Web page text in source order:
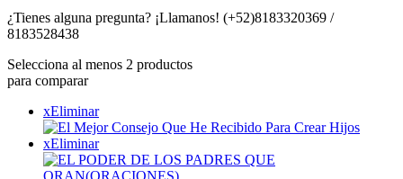
¿Tienes alguna pregunta? ¡Llamanos! (+52)8183320369 /
8183528438
Selecciona al menos 2 productos
para comparar
xEliminar
xEliminar